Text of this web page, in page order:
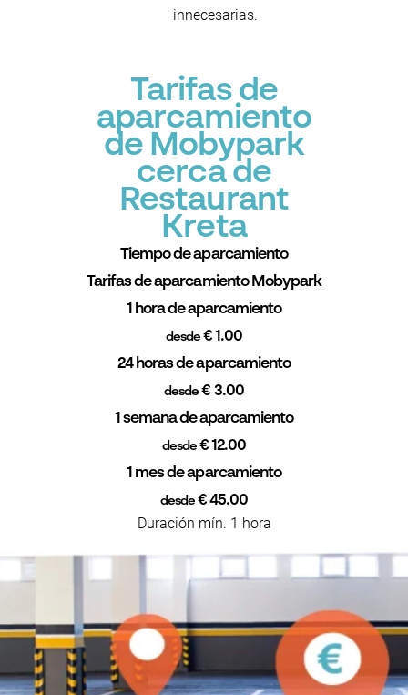
innecesarias.
Tarifas de
aparcamiento
de Mobypark
cerca de
Restaurant
Kreta
Tiempo de aparcamiento
Tarifas de aparcamiento Mobypark
1 hora de aparcamiento
desde€ 1.00
24 horas de aparcamiento
desde € 3.00
1 semana de aparcamiento
desde€ 12.00
1 mes de aparcamiento
desde€ 45.00
Duración mín. 1 hora